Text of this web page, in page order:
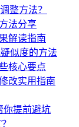
整方法？
法分享
解读指南
似度的方法
核心要点
改实用指南
你提前避坑